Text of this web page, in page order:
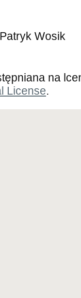
Wosik
na
License.